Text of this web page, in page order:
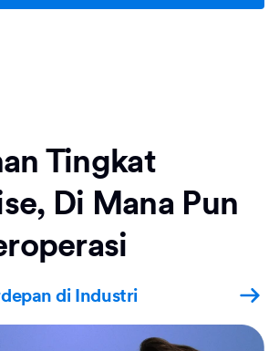
Tingkat
Di Mana Pun
di Industri